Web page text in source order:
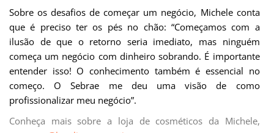
Sobre os desafios de começar um negócio, Michele conta
que é preciso ter os pés no chão: “Começamos com a
ilusão de que o retorno seria imediato, mas ninguém
começa um negócio com dinheiro sobrando. É importante
entender isso! O conhecimento também é essencial no
começo. O Sebrae me deu uma visão de como
profissionalizar meu negócio”.
Conheça mais sobre a loja de cosméticos da Michele,